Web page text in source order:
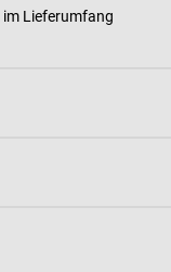
Lieferumfang